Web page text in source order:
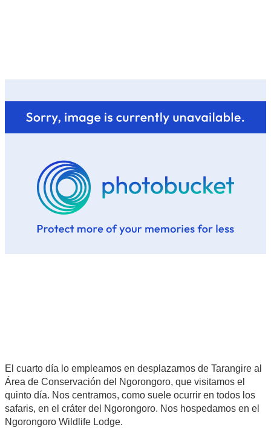
El cuarto día lo empleamos en desplazarnos de Tarangire al
Área de Conservación del Ngorongoro, que visitamos el
quinto día. Nos centramos, como suele ocurrir en todos los
safaris, en el cráter del Ngorongoro. Nos hospedamos en el
Ngorongoro Wildlife Lodge.